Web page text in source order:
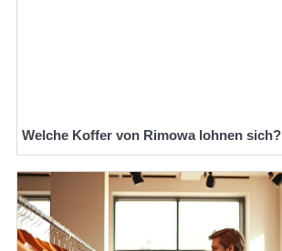
Welche Koffer von Rimowa lohnen sich?